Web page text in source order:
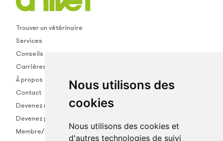
Nous utilisons des
cookies
Nous utilisons des cookies et
d'autres technologies de suivi
Trouver un vétérinaire
Services
Conseils
Carrières
À propos
Contact
Devenez membre
Devenez partenaire
Membre/empl.